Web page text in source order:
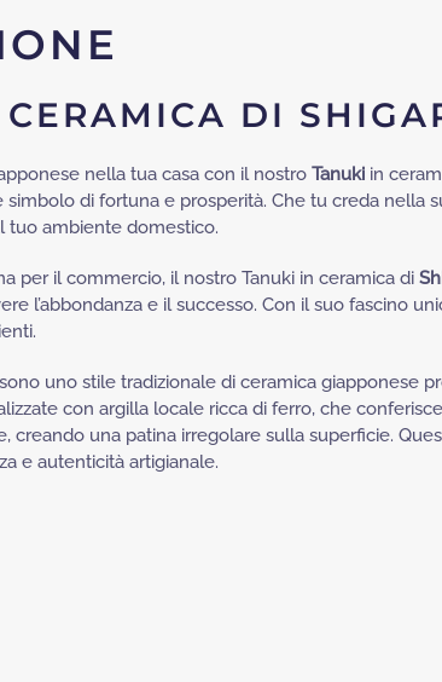
DI
nella tua casa con il nostro Tanuki in
di fortuna e prosperità. Che tu creda nella
tuo ambiente domestico.
per il commercio, il nostro Tanuki in ceramica di
l’abbondanza e il successo. Con il suo fascino
sono uno stile tradizionale di ceramica giapponese
con argilla locale ricca di ferro, che
una patina irregolare sulla superficie.
e autenticità artigianale.